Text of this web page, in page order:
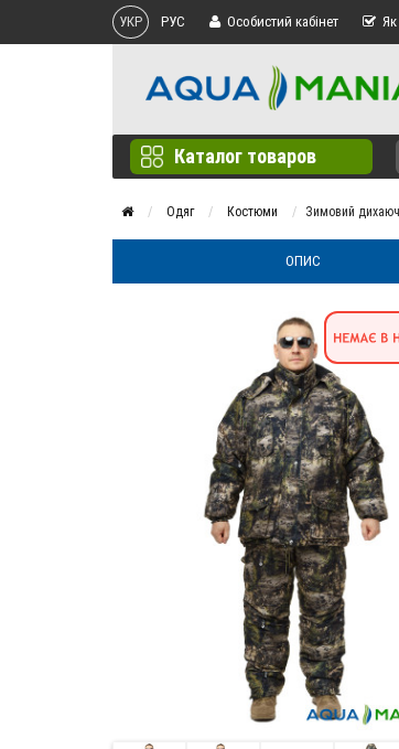
УКР РУС Особистий кабінет Як
Каталог товаров
Одяг Костюми Зимовий
ОПИС